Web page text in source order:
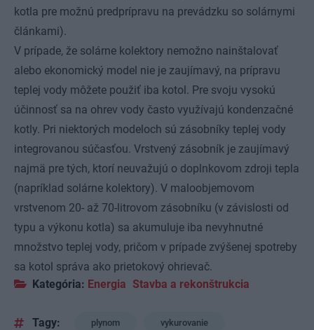
kotla pre možnú predprípravu na prevádzku so solárnymi
článkami).
V prípade, že solárne kolektory nemožno nainštalovať
alebo ekonomický model nie je zaujímavý, na prípravu
teplej vody môžete použiť iba kotol. Pre svoju vysokú
účinnosť sa na ohrev vody často využívajú kondenzačné
kotly. Pri niektorých modeloch sú zásobníky teplej vody
integrovanou súčasťou. Vrstvený zásobník je zaujímavý
najmä pre tých, ktorí neuvažujú o doplnkovom zdroji tepla
(napríklad solárne kolektory). V maloobjemovom
vrstvenom 20- až 70-litrovom zásobníku (v závislosti od
typu a výkonu kotla) sa akumuluje iba nevyhnutné
množstvo teplej vody, pričom v prípade zvýšenej spotreby
sa kotol správa ako prietokový ohrievač.
Kategória: Energia Stavba a rekonštrukcia
Tagy: plynom vykurovanie